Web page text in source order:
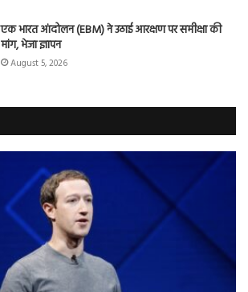
एक भारत आंदोलन (EBM) ने उठाई आरक्षण पर समीक्षा की
मांग, भेजा ज्ञापन
August 5, 2026